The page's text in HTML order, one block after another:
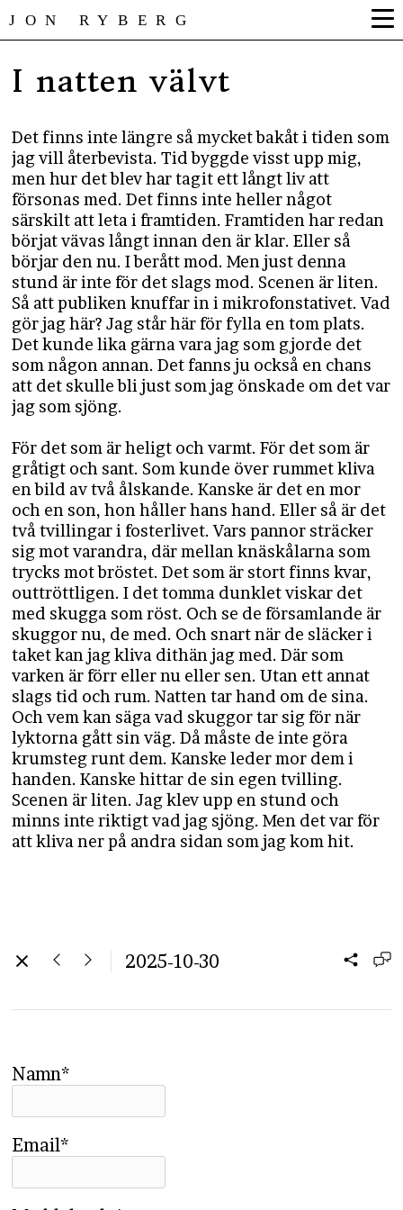
JON RYBERG
I natten välvt
Det finns inte längre så mycket bakåt i tiden som
jag vill återbevista. Tid byggde visst upp mig,
men hur det blev har tagit ett långt liv att
försonas med. Det finns inte heller något
särskilt att leta i framtiden. Framtiden har redan
börjat vävas långt innan den är klar. Eller så
börjar den nu. I berått mod. Men just denna
stund är inte för det slags mod. Scenen är liten.
Så att publiken knuffar in i mikrofonstativet. Vad
gör jag här? Jag står här för fylla en tom plats.
Det kunde lika gärna vara jag som gjorde det
som någon annan. Det fanns ju också en chans
att det skulle bli just som jag önskade om det var
jag som sjöng.
För det som är heligt och varmt. För det som är
gråtigt och sant. Som kunde över rummet kliva
en bild av två ålskande. Kanske är det en mor
och en son, hon håller hans hand. Eller så är det
två tvillingar i fosterlivet. Vars pannor sträcker
sig mot varandra, där mellan knäskålarna som
trycks mot bröstet. Det som är stort finns kvar,
outtröttligen. I det tomma dunklet viskar det
med skugga som röst. Och se de församlande är
skuggor nu, de med. Och snart när de släcker i
taket kan jag kliva dithän jag med. Där som
varken är förr eller nu eller sen. Utan ett annat
slags tid och rum. Natten tar hand om de sina.
Och vem kan säga vad skuggor tar sig för när
lyktorna gått sin väg. Då måste de inte göra
krumsteg runt dem. Kanske leder mor dem i
handen. Kanske hittar de sin egen tvilling.
Scenen är liten. Jag klev upp en stund och
minns inte riktigt vad jag sjöng. Men det var för
att kliva ner på andra sidan som jag kom hit.
2025-10-30
Namn*
Email*